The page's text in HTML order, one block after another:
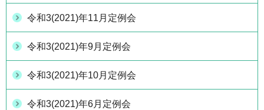
令和3(2021)年11月定例会
令和3(2021)年9月定例会
令和3(2021)年10月定例会
令和3(2021)年6月定例会